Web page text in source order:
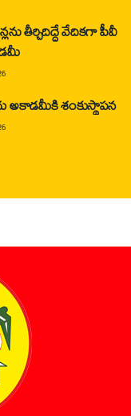
తీర్చిదిద్దే వేదికగా పీవీ
శంకుస్థాపన